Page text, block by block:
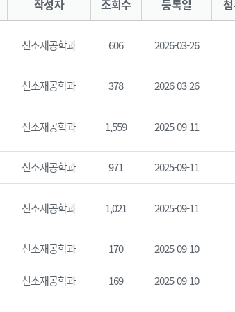
작성자 조회수 등록일
신소재공학과 606 2026-03-26
신소재공학과 378 2026-03-26
신소재공학과 1,559 2025-09-11
신소재공학과 971 2025-09-11
신소재공학과 1,021 2025-09-11
신소재공학과 170 2025-09-10
신소재공학과 169 2025-09-10